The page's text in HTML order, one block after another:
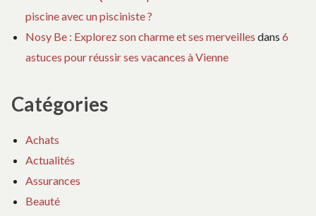
piscine avec un pisciniste ?
Nosy Be : Explorez son charme et ses merveilles dans 6
astuces pour réussir ses vacances à Vienne
Catégories
Achats
Actualités
Assurances
Beauté